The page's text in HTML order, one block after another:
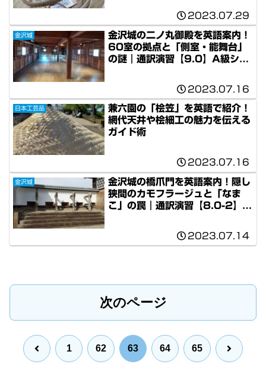
2023.07.29
金沢城
金沢城の二ノ丸御殿を英語案内！
60室の拠点と「側室・能舞台」
の謎｜通訳演習【9.0】A級シリ
2023.07.16
日本工芸品
兼六園の「桧笠」を英語で紹介！
網代天井や桧細工の魅力を伝える
ガイド術
2023.07.16
金沢城
金沢城の橋爪門を英語案内！隠し
狭間のカモフラージュと「なま
こ」の罠｜通訳演習【8.0-2】A
2023.07.14
次のページ
前 1 62 63 64 65 次